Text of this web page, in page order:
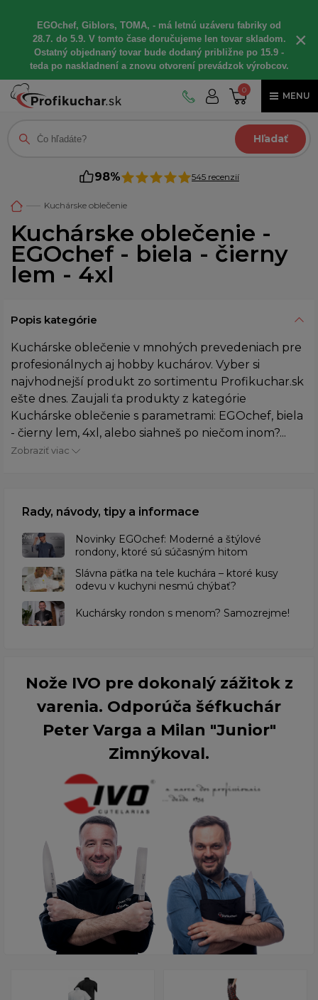
EGOchef, Giblors, TOMA, - má letnú uzáveru fabriky od
28.7. do 5.9. V tomto čase doručujeme len tovar skladom.
Ostatný objednaný tovar bude dodaný približne po 15.9 -
teda po naskladnení a znovu otvorení prevádzok výrobcov.
×
0
MENU
Hľadať
98% 545 recenzií
Kuchárske oblečenie
Kuchárske oblečenie -
EGOchef - biela - čierny
lem - 4xl
Popis kategórie
Kuchárske oblečenie v mnohých prevedeniach pre
profesionálnych aj hobby kuchárov. Vyber si
najvhodnejší produkt zo sortimentu Profikuchar.sk
ešte dnes. Zaujali ťa produkty z kategórie
Kuchárske oblečenie s parametrami: EGOchef, biela
- čierny lem, 4xl, alebo siahneš po niečom inom?...
Zobraziť viac
Rady, návody, tipy a informace
Novinky EGOchef: Moderné a štýlové
rondony, ktoré sú súčasným hitom
Slávna päťka na tele kuchára – ktoré kusy
odevu v kuchyni nesmú chýbať?
Kuchársky rondon s menom? Samozrejme!
Nože IVO pre dokonalý zážitok z
varenia. Odporúča šéfkuchár
Peter Varga a Milan "Junior"
Zimnýkoval.